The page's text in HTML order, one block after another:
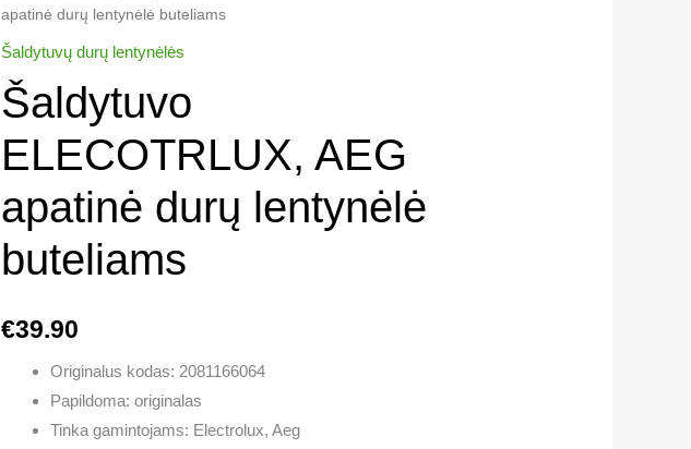
apatinė durų lentynėlė buteliams
Šaldytuvų durų lentynėlės
Šaldytuvo
ELECOTRLUX, AEG
apatinė durų lentynėlė
buteliams
€39.90
Originalus kodas: 2081166064
Papildoma: originalas
Tinka gamintojams: Electrolux, Aeg
Šaldytuvo
ELECOTRLUX,
AEG
apatinė
durų
lentynėlė
buteliams